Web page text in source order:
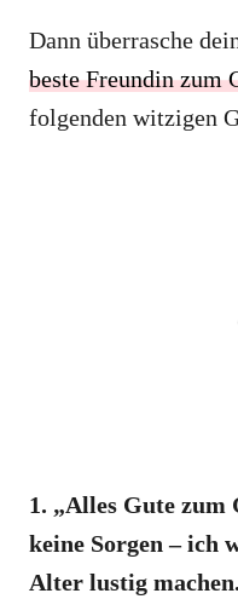
Dann überrasche
beste Freundin zum
folgenden witzigen
1. „Alles Gute
keine Sorgen – ich
Alter lustig